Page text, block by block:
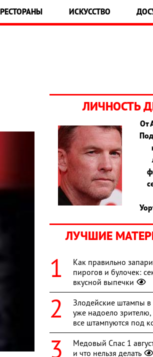
РЕСТОРАНЫ ИСКУССТВО
ЛИЧНОСТЬ
От
ЛУЧШИЕ
Как правильно
пирогов и булочек:
вкусной выпечки
Злодейские штампы в
уже надоело
все штампуются под
Медовый Спас 1
и что нельзя делать